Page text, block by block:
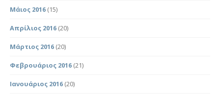
Μάιος 2016 (15)
Απρίλιος 2016 (20)
Μάρτιος 2016 (20)
Φεβρουάριος 2016 (21)
Ιανουάριος 2016 (20)